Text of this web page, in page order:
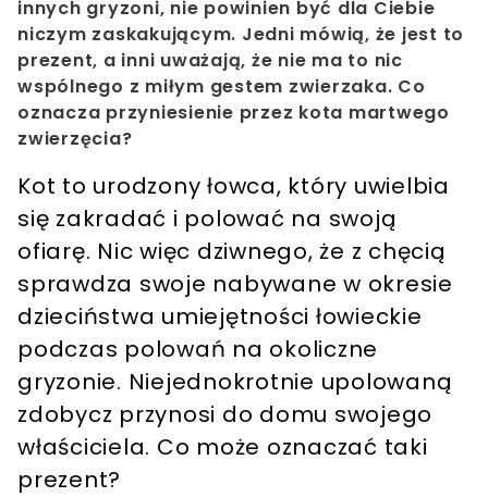
innych gryzoni, nie powinien być dla Ciebie
niczym zaskakującym. Jedni mówią, że jest to
prezent, a inni uważają, że nie ma to nic
wspólnego z miłym gestem zwierzaka. Co
oznacza przyniesienie przez kota martwego
zwierzęcia?
Kot to urodzony łowca, który uwielbia
się zakradać i polować na swoją
ofiarę. Nic więc dziwnego, że z chęcią
sprawdza swoje nabywane w okresie
dzieciństwa umiejętności łowieckie
podczas polowań na okoliczne
gryzonie. Niejednokrotnie upolowaną
zdobycz przynosi do domu swojego
właściciela. Co może oznaczać taki
prezent?